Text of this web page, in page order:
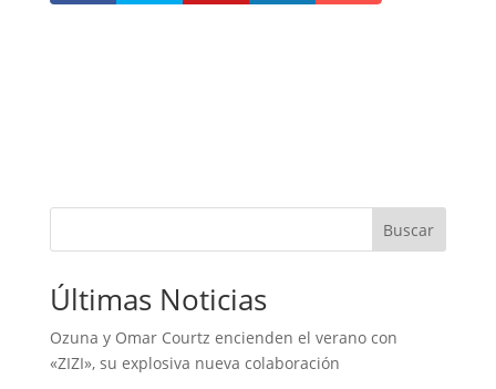
Buscar
Últimas Noticias
Ozuna y Omar Courtz encienden el verano con
«ZIZI», su explosiva nueva colaboración